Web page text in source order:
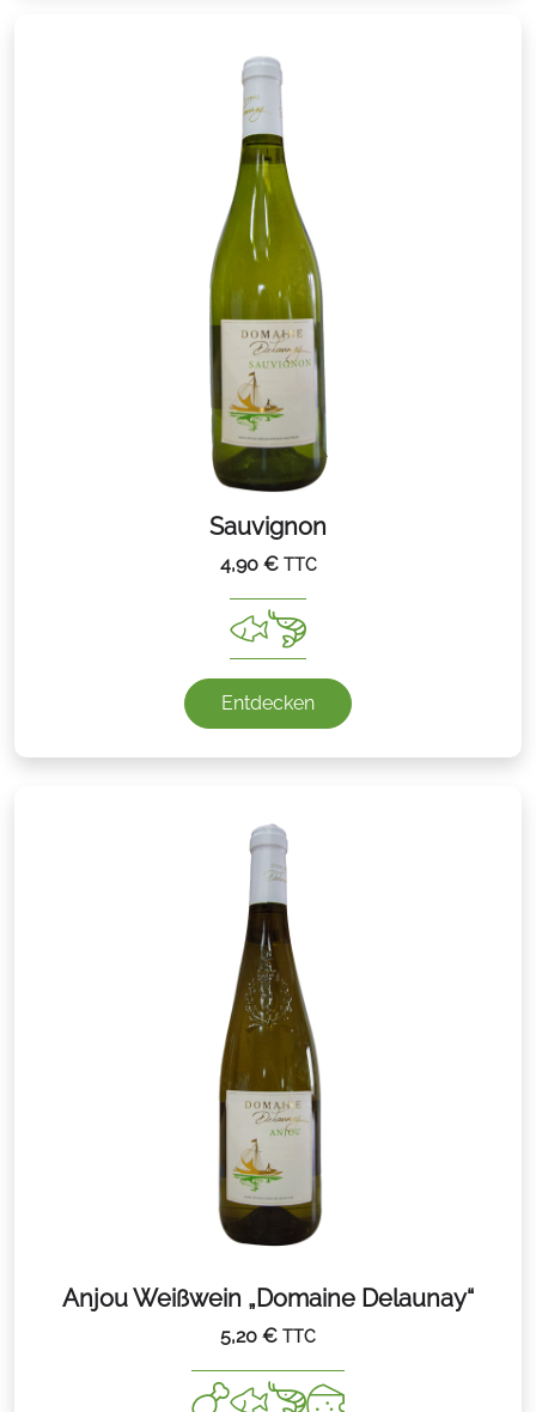
Sauvignon
4,90 € TTC
Entdecken
Anjou Weißwein „Domaine Delaunay“
5,20 € TTC